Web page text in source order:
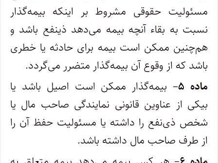
مسئولیت حقوقی مشروط بر اینکه بیمه‌گذار
نسبت به بقاء آنچه بیمه می‌دهد ذینفع باشد و
هم‌چنین ممکن است بیمه برای حادثه یا خطری
باشد که از وقوع آن بیمه‌گذار متضرر می‌گردد.
ماده ۵
– بیمه‌گذار ممکن است اصیل باشد یا
بیکی از عناوین قانونی نمایندگی صاحب مال یا
شخص ذی‌نفع را داشته یا مسئولیت حفظ آن را
از طرف صاحب مال داشته باشد.